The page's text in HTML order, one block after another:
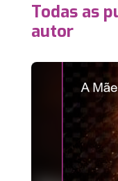
Todas as
autor